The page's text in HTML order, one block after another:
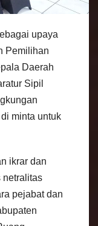
upaya
Pemilihan
Daerah
Sipil
minta untuk
ikrar dan
netralitas
pejabat dan